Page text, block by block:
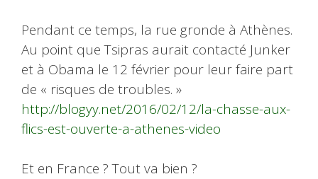
Pendant ce temps, la rue gronde à Athènes.
Au point que Tsipras aurait contacté Junker
et à Obama le 12 février pour leur faire part
de « risques de troubles. »
http://blogyy.net/2016/02/12/la-chasse-aux-
flics-est-ouverte-a-athenes-video
Et en France ? Tout va bien ?